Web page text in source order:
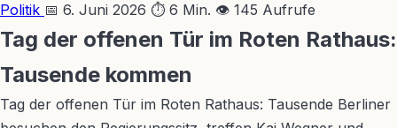
Politik 📅 6. Juni 2026 ⏱ 6 Min. 👁 145 Aufrufe
Tag der offenen Tür im Roten Rathaus:
Tausende kommen
Tag der offenen Tür im Roten Rathaus: Tausende Berliner